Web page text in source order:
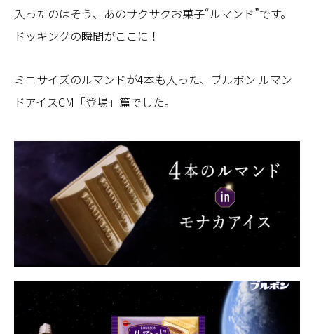
入ったのはそう、あのサクサクお菓子“ルマンド”です。
ドッキングの瞬間がここに！
ミニサイズのルマンドが4本も入った、ブルボン ルマン
ドアイスCM「登場」篇でした。